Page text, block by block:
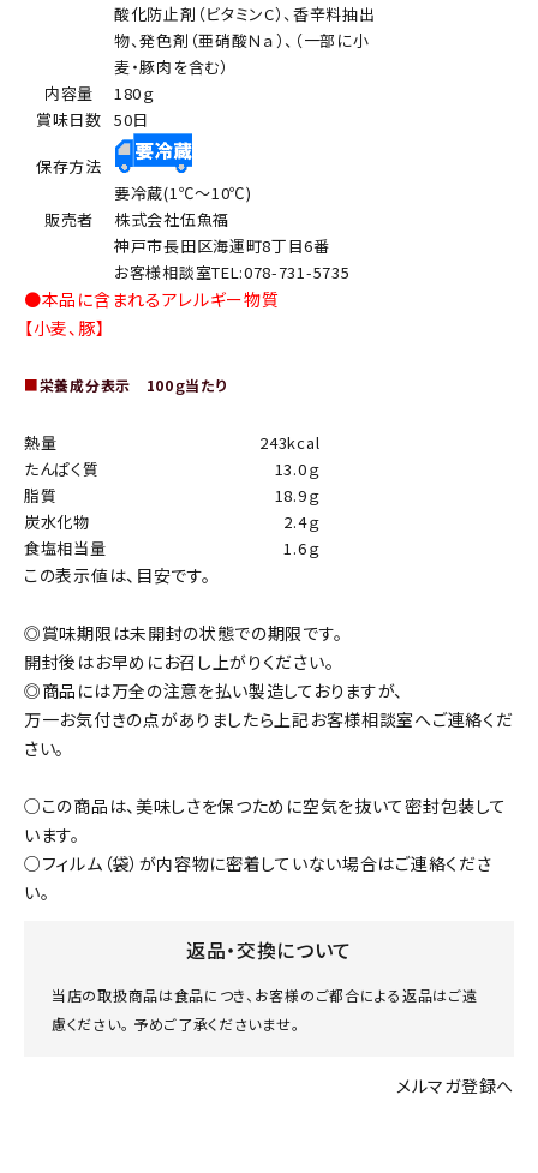
酸化防止剤（ビタミンC）、香辛料抽出
物、発色剤（亜硝酸Ｎａ）、（一部に小
麦・豚肉を含む）
内容量
180ｇ
賞味日数 50日
保存方法
要冷蔵(1℃～10℃)
販売者
株式会社伍魚福
神戸市長田区海運町8丁目6番
お客様相談室TEL:078-731-5735
●本品に含まれるアレルギー物質
【小麦、豚】
■栄養成分表示 100ｇ当たり
熱量
243kcal
たんぱく質
13.0ｇ
脂質
18.9ｇ
炭水化物
2.4ｇ
食塩相当量
1.6ｇ
この表示値は、目安です。
◎賞味期限は未開封の状態での期限です。
開封後はお早めにお召し上がりください。
◎商品には万全の注意を払い製造しておりますが、
万一お気付きの点がありましたら上記お客様相談室へご連絡くだ
さい。
○この商品は、美味しさを保つために空気を抜いて密封包装して
います。
○フィルム（袋）が内容物に密着していない場合はご連絡くださ
い。
返品・交換について
当店の取扱商品は食品につき、お客様のご都合による返品はご遠
慮ください。 予めご了承くださいませ。
メルマガ登録へ